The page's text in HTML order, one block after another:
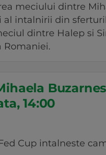
meciului dintre
al intalnirii din
dintre Halep si
Romaniei.
14:00
Cup intalneste